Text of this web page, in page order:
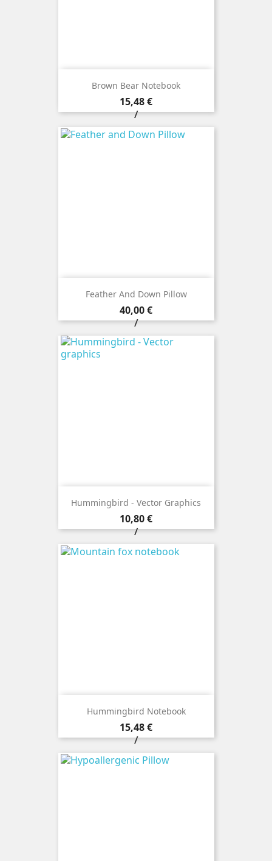
Brown Bear Notebook
Prezzo
15,48 €
/
Feather And Down Pillow
Prezzo
40,00 €
/
Hummingbird - Vector Graphics
Prezzo
10,80 €
/
Hummingbird Notebook
Prezzo
15,48 €
/